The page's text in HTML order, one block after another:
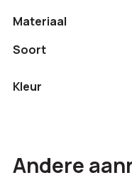
Materiaal
Soort
Kleur
Andere